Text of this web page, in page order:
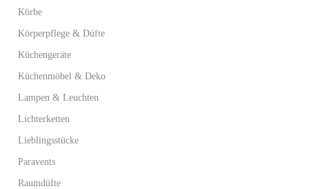
Körbe
Körperpflege & Düfte
Küchengeräte
Küchenmöbel & Deko
Lampen & Leuchten
Lichterketten
Lieblingsstücke
Paravents
Raumdüfte